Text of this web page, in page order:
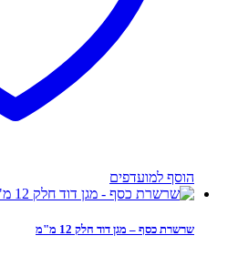
הוסף למועדפים
שרשרת כסף – מגן דוד חלק 12 מ"מ